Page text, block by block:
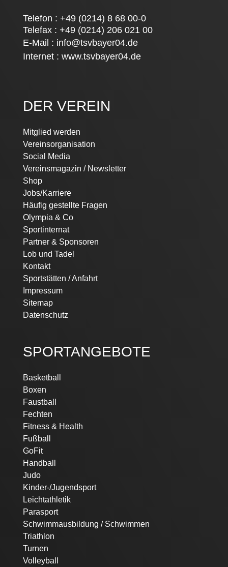
Telefon : +49 (0214) 8 68 00-0
Telefax : +49 (0214) 206 021 00
E-Mail : info@tsvbayer04.de
Internet : www.tsvbayer04.de
DER VEREIN
Navigation
überspringen
Mitglied werden
Vereinsorganisation
Social Media
Vereinsmagazin / Newsletter
Shop
Jobs/Karriere
Häufig gestellte Fragen
Olympia & Co
Sportinternat
Partner & Sponsoren
Lob und Tadel
Kontakt
Sportstätten / Anfahrt
Impressum
Sitemap
Datenschutz
SPORTANGEBOTE
Navigation
überspringen
Basketball
Boxen
Faustball
Fechten
Fitness & Health
Fußball
GoFit
Handball
Judo
Kinder-/Jugendsport
Leichtathletik
Parasport
Schwimmausbildung / Schwimmen
Triathlon
Turnen
Volleyball